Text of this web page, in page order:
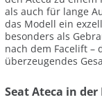
als auch für lange
das Modell ein
besonders als
nach dem Facelift –
überzeugendes
Seat Ateca in der